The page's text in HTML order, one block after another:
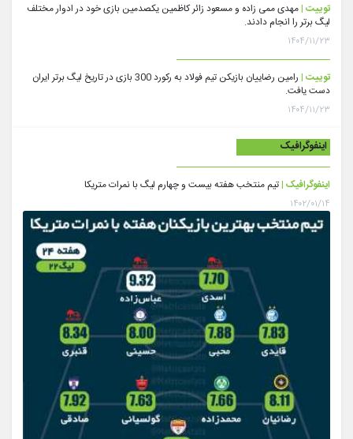
توییت |مهدی ممی زاده و مسعود زائر کاظمین یکصدمین بازی خود در ادوار مختلف
لیگ برتر را انجام دادند.
۱۴۰۴/۱۱/۲۳
توییت |
رامین رضاییان بازیکن تیم فولاد به رکورد 300 بازی در تاریخ لیگ برتر ایران
دست یافت.
۱۴۰۴/۱۱/۲۳
اینفوگرافیک
اینفوگرافیک |تیم منتخب هفته بیست و چهارم لیگ با نمرات متریکا
۱۴۰۲/۰۱/۱۴